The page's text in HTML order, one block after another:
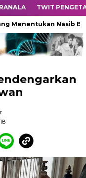
TWIT
Nasib Bintang